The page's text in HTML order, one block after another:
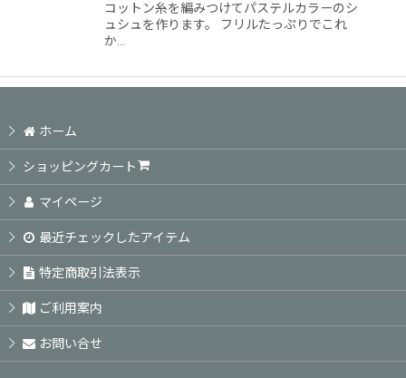
コットン糸を編みつけてパステルカラーのシ
ュシュを作ります。 フリルたっぷりでこれ
か…
ホーム
ショッピングカート
マイページ
最近チェックしたアイテム
特定商取引法表示
ご利用案内
お問い合せ